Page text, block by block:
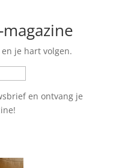
je hart volgen.
en ontvang je